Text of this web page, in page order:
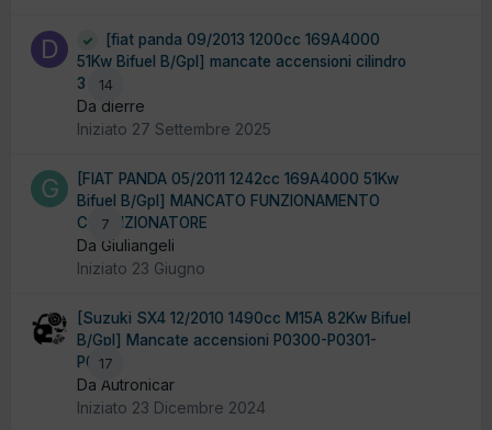
14
[fiat panda 09/2013 1200cc 169A4000
51Kw Bifuel B/Gpl] mancate accensioni cilindro
3
Da dierre
Iniziato 27 Settembre 2025
7
[FIAT PANDA 05/2011 1242cc 169A4000 51Kw
Bifuel B/Gpl] MANCATO FUNZIONAMENTO
CONDIZIONATORE
Da Giuliangeli
Iniziato 23 Giugno
17
[Suzuki SX4 12/2010 1490cc M15A 82Kw Bifuel
B/Gpl] Mancate accensioni P0300-P0301-
P0302
Da Autronicar
Iniziato 23 Dicembre 2024